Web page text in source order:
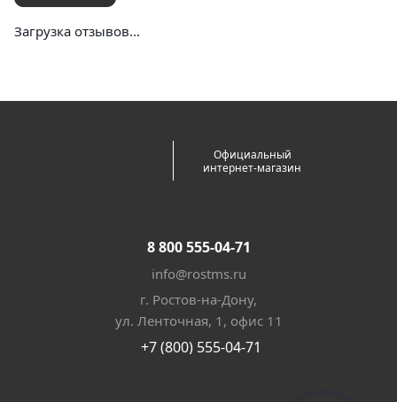
Загрузка отзывов...
Официальный
интернет-магазин
8 800 555-04-71
info@rostms.ru
г. Ростов-на-Дону,
ул. Ленточная, 1, офис 11
+7 (800) 555-04-71